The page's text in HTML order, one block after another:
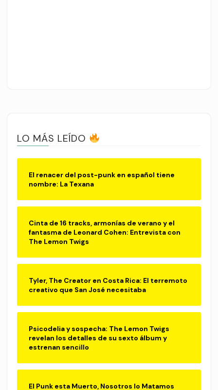
LO MÁS LEÍDO
El renacer del post-punk en español tiene
nombre: La Texana
Cinta de 16 tracks, armonías de verano y el
fantasma de Leonard Cohen: Entrevista con
The Lemon Twigs
Tyler, The Creator en Costa Rica: El terremoto
creativo que San José necesitaba
Psicodelia y sospecha: The Lemon Twigs
revelan los detalles de su sexto álbum y
estrenan sencillo
El Punk esta Muerto, Nosotros lo Matamos